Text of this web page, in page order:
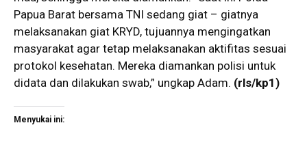
Papua Barat bersama TNI sedang giat – giatnya
melaksanakan giat KRYD, tujuannya mengingatkan
masyarakat agar tetap melaksanakan aktifitas sesuai
protokol kesehatan. Mereka diamankan polisi untuk
didata dan dilakukan swab,” ungkap Adam. (rls/kp1)
Menyukai ini: